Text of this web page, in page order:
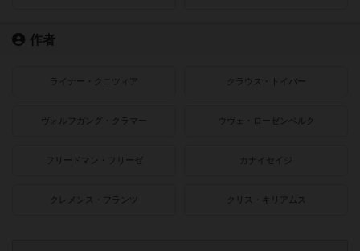
作者
ライナー・クニツィア クラウス・トイバー
ヴォルフガング・クラマー ウヴェ・ローゼンベルク
フリードマン・フリーゼ カナイセイジ
クレメンス・フランツ クリス・キリアムス